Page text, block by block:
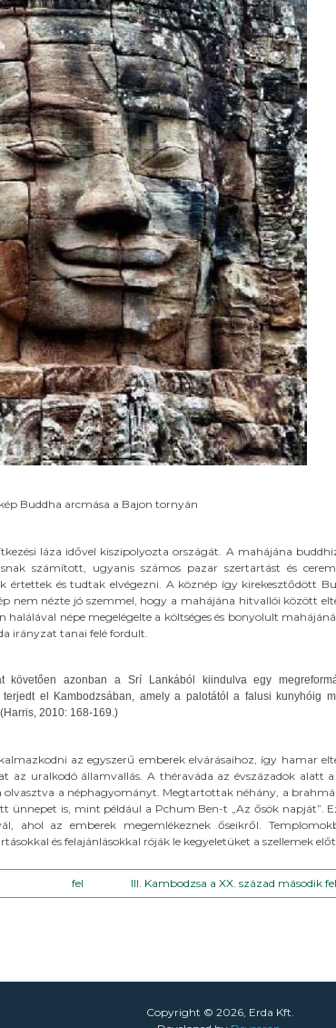
Buddha arcmása a Bajon tornyán
láza idővel kiszipolyozta országát. A mahájána
számított, ugyanis számos pazar szertartást és
értettek és tudtak elvégezni. A köznép így kirekesztődött
nem nézte jó szemmel, hogy a mahájána hitvallói között
halálával népe megelégelte a költséges és bonyolult
irányzat tanai felé fordult.
követően azonban a Srí Lankából kiindulva egy
terjedt el Kambodzsában, amely a palotától a falusi kunyhóig
2010: 168-169.)
az egyszerű emberek elvárásaihoz, így hamar
az uralkodó államvallás. A théraváda az évszázadok alatt
olvasztva a néphagyományt. Megtartottak néhány, a
ünnepet is, mint például a Pchum Ben-t „Az ősök napját”.
ahol az emberek megemlékeznek őseikről.
és felajánlásokkal róják le kegyeletüket a szellemek
fel III. Kambodzsa a XX. század második
Copyright © 2026, Erda Kft.